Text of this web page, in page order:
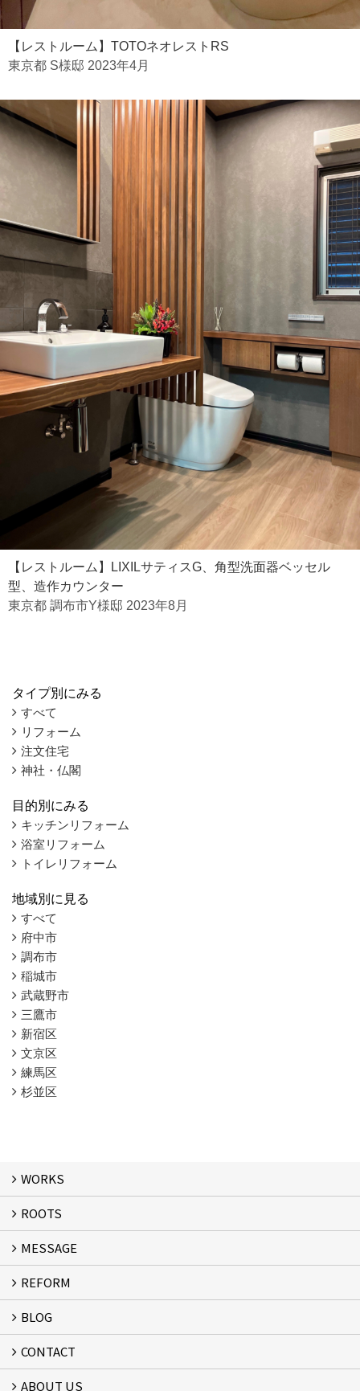
【レストルーム】TOTOネオレストRS
東京都 S様邸 2023年4月
【レストルーム】LIXILサティスG、角型洗面器ベッセル
型、造作カウンター
東京都 調布市Y様邸 2023年8月
タイプ別にみる
すべて
リフォーム
注文住宅
神社・仏閣
目的別にみる
キッチンリフォーム
浴室リフォーム
トイレリフォーム
地域別に見る
すべて
府中市
調布市
稲城市
武蔵野市
三鷹市
新宿区
文京区
練馬区
杉並区
WORKS
WORKS
ROOTS
ROOTS
MESSAGE
MESSAGE
FLOW
REFORM
リフォーム
BLOG
スタッフブログ
CONTACT
フォームで問い合わせる
ABOUT US